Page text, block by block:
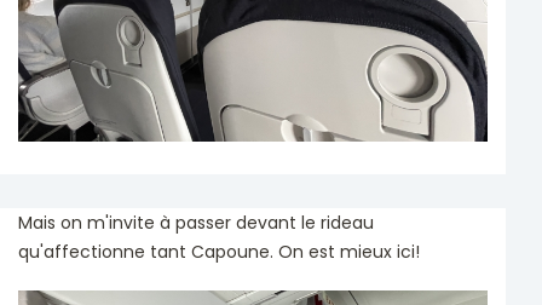
Mais on m'invite à passer devant le rideau
qu'affectionne tant Capoune. On est mieux ici!